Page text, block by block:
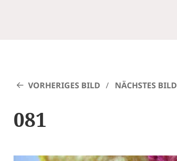
VORHERIGES BILD NÄCHSTES BILD
081